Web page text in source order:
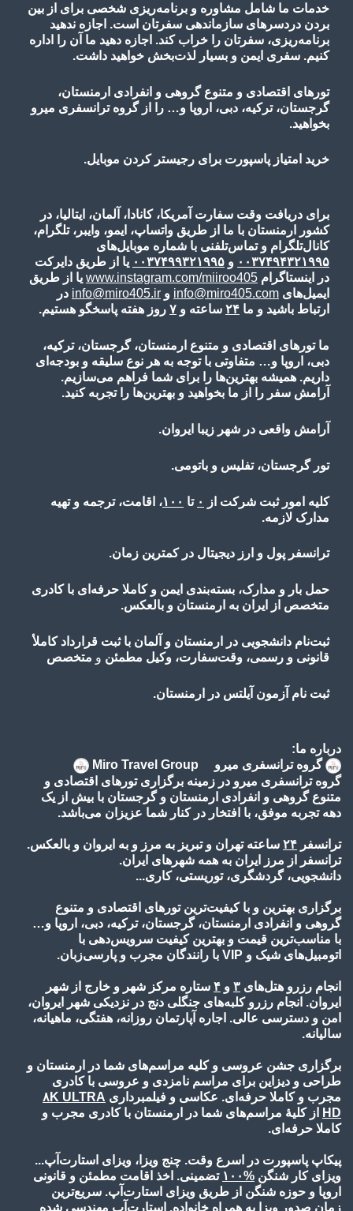
خدمات ما شامل مشاوره و برنامه‌ریزی شخصی برای از بین
بردن دردسرهای سازماندهی سفرتان است. اجازه ندهید
برنامه‌ریزی، سفرتان را خراب کند. اجازه دهید ما آن را اداره
کنیم. سفری ایمن و بسیار لذت‌بخش خواهید داشت.
تورهای اقتصادی و متنوع گروهی و انفرادی ارمنستان،
گرجستان، ترکیه، دبی، اروپا و… را از گروه ترانسفری میرو
بخواهید.
خرید امتیاز پاسپورت برای رجیستر کردن موبایل.
برای دریافت وقت سفارت آمریکا، کانادا، آلمان، ایتالیا، در
کشور ارمنستان با ما از طریق واتساپ، ایمو، وایبر، تلگرام،
کانال‌تلگرام و تماس‌تلفنی با شماره موبایل‌های
۰۰۳۷۴۹۴۳۲۱۹۹۵ و ۰۰۳۷۴۹۹۳۲۱۹۹۵ یا از طریق دایرکت
در اینستاگرام www.instagram.com/miiroo405 یا از طریق
ایمیل‌های info@miro405.com و info@miro405.ir در
ارتباط باشید و ما ۲۴ ساعته و ۷ روز هفته پاسخگو هستیم.
ما تورهای اقتصادی و متنوع ارمنستان، گرجستان، ترکیه،
دبی، اروپا و… متفاوتی با توجه به هر نوع سلیقه و بودجه‌ای
داریم. همیشه بهترین‌ها را برای شما فراهم می‌سازیم.
آرامش سفر را از ما بخواهید و بهترین‌ها را تجربه کنید.
آرامش واقعی در شهر زیبا ایروان.
تور گرجستان، تفلیس و باتومی.
کلیه امور ثبت شرکت از ۰ تا ۱۰۰، اقامت، ترجمه و تهیه
مدارک لازمه.
ترانسفر پول و ارز دیجیتال در کمترین زمان.
حمل بار و مدارک، بسته‌بندی ایمن و کاملا حرفه‌ای با کادری
متخصص از ایران به ارمنستان و بالعکس.
ثبت‌نام دانشجویی در ارمنستان و آلمان با ثبت قرارداد کاملأ
قانونی و رسمی، وقت‌سفارت، وکیل مطمئن و متخصص
ثبت نام آزمون آیلتس در ارمنستان.
درباره ما:
گروه ترانسفری میرو Miro Travel Group
گروه ترانسفری میرو در زمینه برگزاری تورهای اقتصادی و
متنوع گروهی و انفرادی ارمنستان و گرجستان با بیش از یک
دهه تجربه موفق، با افتخار در کنار شما عزیزان می‌باشد.
ترانسفر ۲۴ ساعته تهران و تبریز به مرز و به ایروان و بالعکس.
ترانسفر از مرز ایران به همه شهرهای ایران.
دانشجویی، گردشگری، توریستی، کاری...
برگزاری بهترین و با کیفیت‌ترین تورهای اقتصادی و متنوع
گروهی و انفرادی ارمنستان، گرجستان، ترکیه، دبی، اروپا و…
با مناسب‌ترین قیمت و بهترین کیفیت سرویس‌دهی با
اتومبیل‌های شیک و VIP با رانندگان مجرب و پارسی‌زبان.
انجام رزرو هتل‌های ۳ و ۴ ستاره مرکز شهر و خارج از شهر
ایروان. انجام رزرو کلبه‌های جنگلی دنج در نزدیکی شهر ایروان،
امن و دسترسی عالی. اجاره آپارتمان روزانه، هفتگی، ماهیانه،
سالیانه.
برگزاری جشن عروسی و کلیه مراسم‌های شما در ارمنستان و
طراحی و دیزاین برای مراسم نامزدی و عروسی با کادری
مجرب و کاملا حرفه‌ای. عکاسی و فیلمبرداری ۸K ULTRA
HD
از کلیۀ مراسم‌های شما در ارمنستان با کادری مجرب و
کاملا حرفه‌ای.
پیکاپ پاسپورت در اسرع وقت. چنج ویزا، ویزای استارت‌آپ...
ویزای کار شنگن %۱۰۰
تضمینی. اخذ اقامت مطمئن و قانونی
اروپا و حوزه شنگن از طریق ویزای استارت‌آپ. سریع‌ترین
زمان صدور ویزا به همراه خانواده. استارت‌آپ مهندسی شده